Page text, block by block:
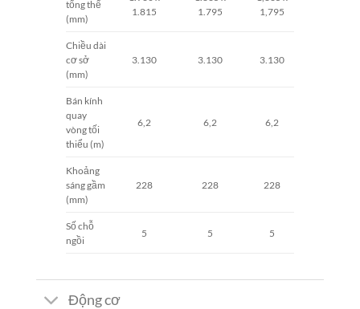
tổng thể
(mm)
1.815
1.795
1,795
Chiều dài
cơ sở
(mm)
3.130 3.130 3.130
Bán kính
quay
vòng tối
thiểu (m)
6,2 6,2 6,2
Khoảng
sáng gầm
(mm)
228 228 228
Số chỗ
ngồi
5 5 5
Động cơ